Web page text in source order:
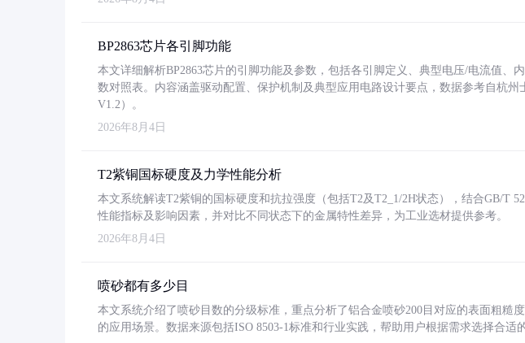
BP2863芯片各引脚功能
本文详细解析BP2863芯片的引脚功能及参数，包括各引脚定义、典型电压/电流值、
数对照表。内容涵盖驱动配置、保护机制及典型应用电路设计要点，数据参考自杭州
V1.2）。
2026年8月4日
T2紫铜国标硬度及力学性能分析
本文系统解读T2紫铜的国标硬度和抗拉强度（包括T2及T2_1/2H状态），结合GB/T
性能指标及影响因素，并对比不同状态下的金属特性差异，为工业选材提供参考。
2026年8月4日
喷砂都有多少目
本文系统介绍了喷砂目数的分级标准，重点分析了铝合金喷砂200目对应的表面粗糙
的应用场景。数据来源包括ISO 8503-1标准和行业实践，帮助用户根据需求选择合适